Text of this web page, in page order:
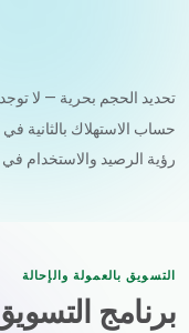
تحديد الحجم بحرية — لا
حساب الاستهلاك بالثانية
رؤية الرصيد والاستخدام في
التسويق بالعمولة والإحالة
برنامج